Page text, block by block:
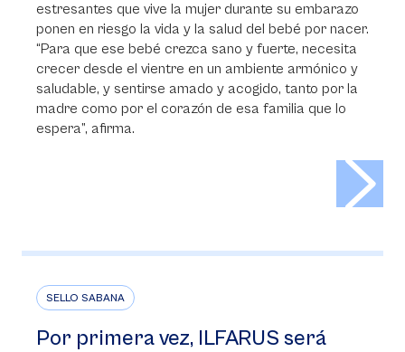
estresantes que vive la mujer durante su embarazo
ponen en riesgo la vida y la salud del bebé por nacer.
“Para que ese bebé crezca sano y fuerte, necesita
crecer desde el vientre en un ambiente armónico y
saludable, y sentirse amado y acogido, tanto por la
madre como por el corazón de esa familia que lo
espera”, afirma.
SELLO SABANA
Por primera vez, ILFARUS será